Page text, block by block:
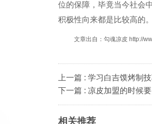
位的保障，毕竟当今社会
积极性向来都是比较高的。
文章出自：勾魂凉皮 http://
上一篇 : 学习白吉馍烤制
下一篇 : 凉皮加盟的时候
相关推荐